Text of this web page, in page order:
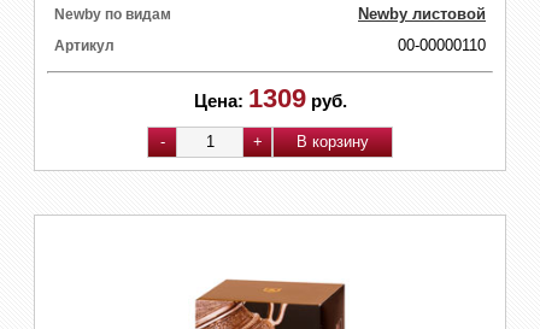
Newby по видам Newby листовой
Артикул 00-00000110
Цена: 1309 руб.